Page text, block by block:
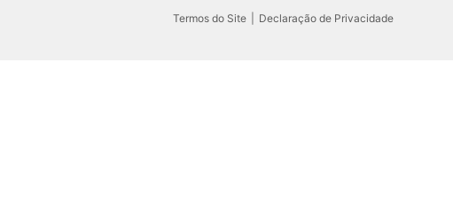
Termos do Site Declaração de Privacidade